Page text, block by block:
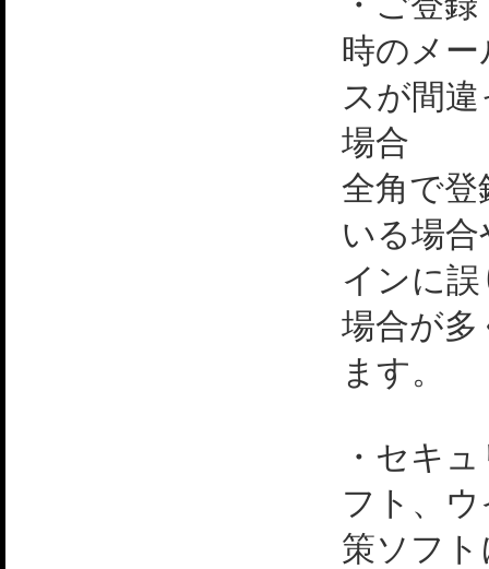
時のメ
スが間
場合
全角で
いる場
インに
場合が
ます。
・セキ
フト、
策ソフ